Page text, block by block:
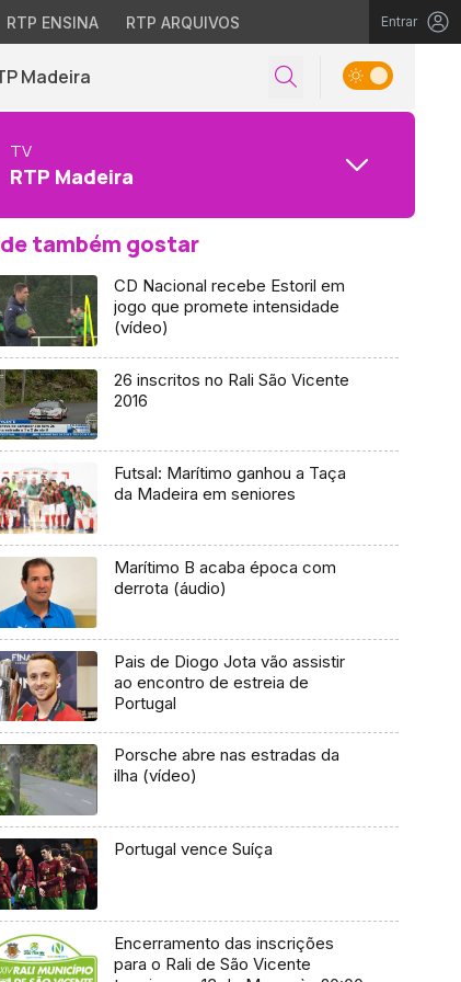
RTP ENSINA RTP ARQUIVOS Entrar
Madeira
TV
RTP Madeira
também gostar
CD Nacional recebe Estoril em
jogo que promete intensidade
(vídeo)
26 inscritos no Rali São Vicente
2016
Futsal: Marítimo ganhou a Taça
da Madeira em seniores
Marítimo B acaba época com
derrota (áudio)
Pais de Diogo Jota vão assistir
ao encontro de estreia de
Portugal
Porsche abre nas estradas da
ilha (vídeo)
Portugal vence Suíça
Encerramento das inscrições
para o Rali de São Vicente